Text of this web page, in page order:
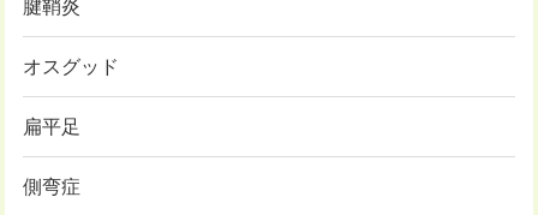
腱鞘炎
オスグッド
扁平足
側弯症